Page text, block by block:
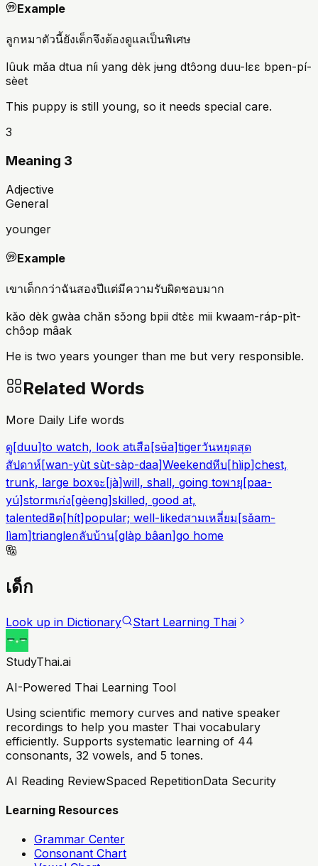
Example
ลูกหมาตัวนี้ยังเด็กจึงต้องดูแลเป็นพิเศษ
lûuk mǎa dtua níi yang dèk jʉng dtɔ̂ɔng duu-lɛɛ bpen-pí-
sèet
This puppy is still young, so it needs special care.
3
Meaning 3
Adjective
General
younger
Example
เขาเด็กกว่าฉันสองปีแต่มีความรับผิดชอบมาก
kǎo dèk gwàa chǎn sɔ̌ɔng bpii dtɛ̀ɛ mii kwaam-ráp-pìt-
chɔ̂ɔp mâak
He is two years younger than me but very responsible.
Related Words
More Daily Life words
ดู[duu]to watch, look atเสือ[sʉ̌a]tigerวันหยุดสุด
สัปดาห์[wan-yùt sùt-sàp-daa]Weekendหีบ[hìip]chest,
trunk, large boxจะ[jà]will, shall, going toพายุ[paa-
yú]stormเก่ง[gèeng]skilled, good at,
talentedฮิต[hít]popular; well-likedสามเหลี่ยม[sǎam-
lìam]triangleกลับบ้าน[glàp bâan]go home
เด็ก
Look up in Dictionary Start Learning Thai
StudyThai.ai
AI-Powered Thai Learning Tool
Using scientific memory curves and native speaker
recordings to help you master Thai vocabulary
efficiently. Supports systematic learning of 44
consonants, 32 vowels, and 5 tones.
AI Reading ReviewSpaced RepetitionData Security
Learning Resources
Grammar Center
Consonant Chart